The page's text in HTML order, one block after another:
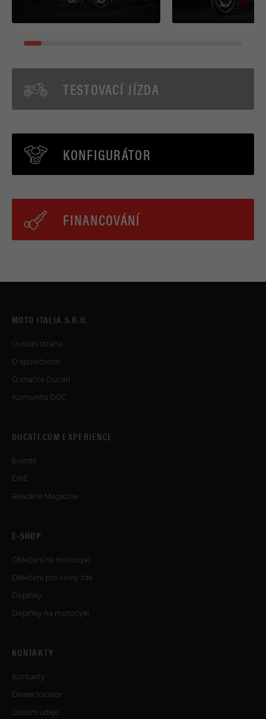
TESTOVACÍ JÍZDA
KONFIGURÁTOR
FINANCOVÁNÍ
MOTO ITALIA S.R.O.
Úvodní strana
O společnosti
O značce Ducati
Komunita DOC
DUCATI.COM EXPERIENCE
Events
DRE
Readline Magazine
E-SHOP
Oblečení na motocykl
Oblečení pro volný čas
Doplňky
Doplňky na motocykl
KONTAKTY
Kontakty
Dealer locator
Osobní údaje